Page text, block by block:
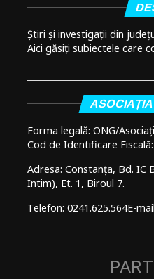
Știri și investigații din
Aici găsiți subiectele care
Forma legală: ONG/
Cod de Identificare
Adresa: Constanța, Bd. IC
Intim), Et. 1, Biroul 7.
Telefon: 0241.625.564E-